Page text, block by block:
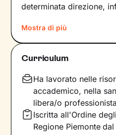
determinata direzione,
modi che possono
benessere.
Per interrompere questo
innescare un
necessario individuare
comportamenti che
spiacevoli e andare a
Il primo obiettivo dei
Mostra di più
Curriculum
Ha lavorato nelle
accademico, nella
libera/o professionista
Iscritta all'Ordine
Regione Piemonte dal